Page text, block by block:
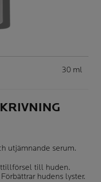
Volume
30 ml
utjämnande serum.
till huden.
hudens lyster.